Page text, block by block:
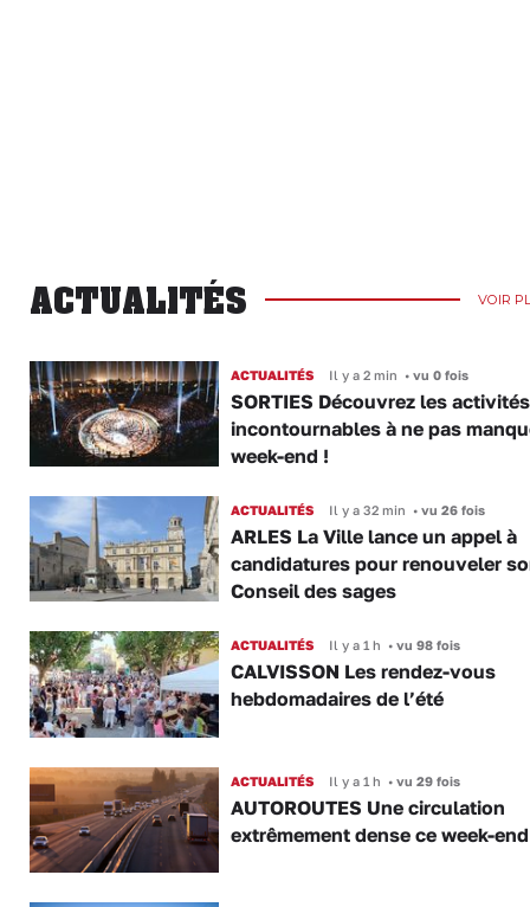
ACTUALITÉS VOIR
ACTUALITÉS Il y a 2 min •vu 0 fois
SORTIES Découvrez les activités
incontournables à ne pas
week-end !
ACTUALITÉS Il y a 32 min •vu 26 fois
ARLES La Ville lance un appel à
candidatures pour renouveler
Conseil des sages
ACTUALITÉS Il y a 1 h •vu 98 fois
CALVISSON Les rendez-vous
hebdomadaires de l’été
ACTUALITÉS Il y a 1 h •vu 29 fois
AUTOROUTES Une circulation
extrêmement dense ce week-end